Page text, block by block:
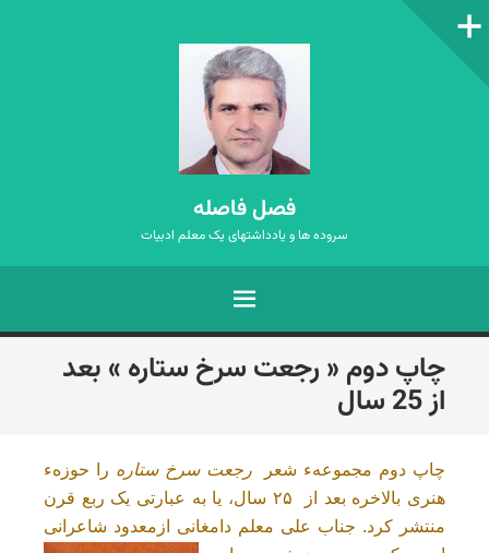
ستون‌کناری
فصل فاصله
سروده ها و یادداشتهای یک معلم ادبیات
فهرست
رفتن
به
نوشته‌ها
چاپ دوم « رجعت سرخ ستاره » بعد
از 25 سال
چاپ دوم مجموعهء شعررجعت سرخستاره را حوزهء
هنری بالاخره بعد از ۲۵ س
ال، یا به عبارتی یک ربع قرن
منتشر کرد. جناب علی معلم دامغانی ازمعدود شاعرانی